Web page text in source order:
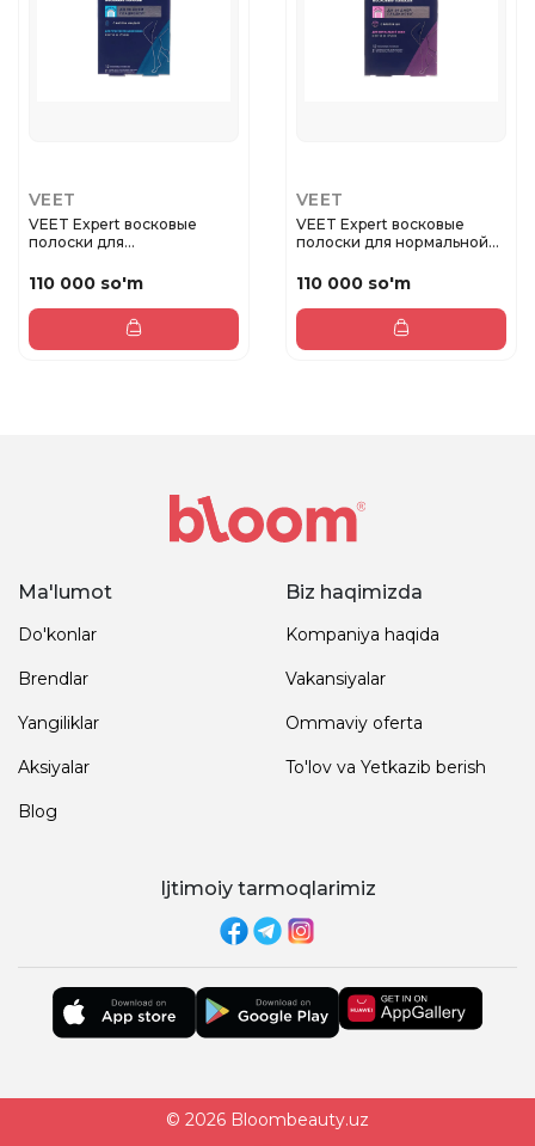
VEET
VEET Expert восковые
полоски для
110 000 so'm
VEET
VEET Expert восковые
полоски для нормальной
110 000 so'm
Ma'lumot
Do'konlar
Brendlar
Yangiliklar
Aksiyalar
Blog
Biz haqimizda
Kompaniya haqida
Vakansiyalar
Ommaviy oferta
To'lov va Yetkazib berish
Ijtimoiy tarmoqlarimiz
© 2026 Bloombeauty.uz